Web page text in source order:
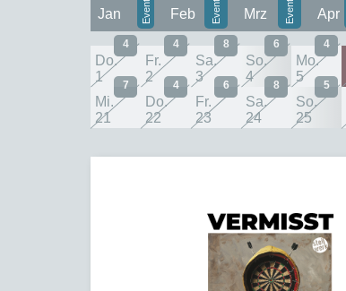
Jan Feb Mrz Apr
Do.
1
4
Fr.
2
4
Sa.
3
8
So.
4
6
Mo.
5
4
Mi.
21
7
Do.
22
4
Fr.
23
6
Sa.
24
8
So.
25
5